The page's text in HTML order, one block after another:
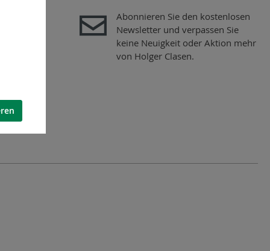
Abonnieren Sie den kostenlosen
Newsletter und verpassen Sie
keine Neuigkeit oder Aktion mehr
von Holger Clasen.